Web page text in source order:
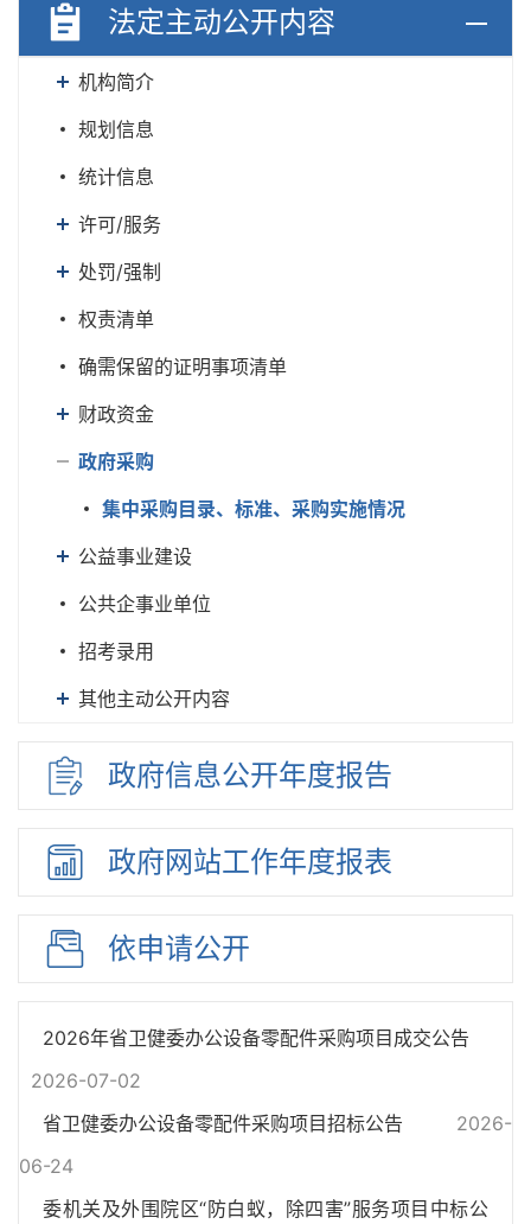
法定主动公开内容
机构简介
规划信息
统计信息
许可/服务
处罚/强制
权责清单
确需保留的证明事项清单
财政资金
政府采购
集中采购目录、标准、采购实施情况
公益事业建设
公共企事业单位
招考录用
其他主动公开内容
政府信息公开年度报告
政府网站工作年度报表
依申请公开
2026年省卫健委办公设备零配件采购项目成交公告
2026-07-02
省卫健委办公设备零配件采购项目招标公告
2026-
06-24
委机关及外围院区“防白蚁，除四害”服务项目中标公